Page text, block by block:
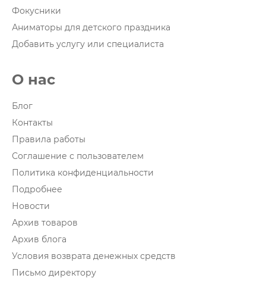
Фокусники
Аниматоры для детского праздника
Добавить услугу или специалиста
О нас
Блог
Контакты
Правила работы
Соглашение с пользователем
Политика конфиденциальности
Подробнее
Новости
Архив товаров
Архив блога
Условия возврата денежных средств
Письмо директору